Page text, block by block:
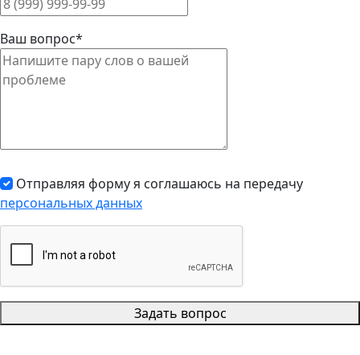
Ваш вопрос*
Отправляя форму я соглашаюсь на передачу
персональных данных
Задать вопрос